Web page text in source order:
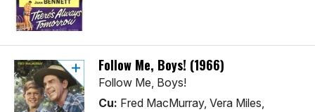
Follow Me, Boys! (1966)
Follow Me, Boys!
Cu: Fred MacMurray, Vera Miles,